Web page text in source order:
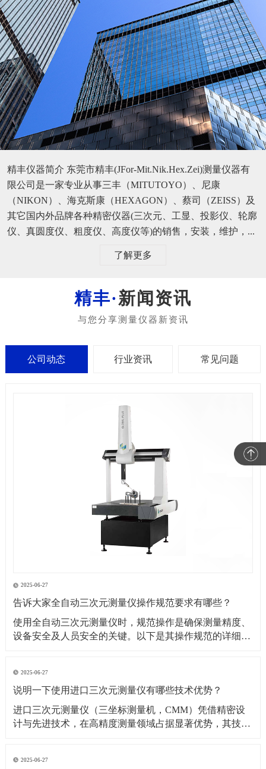
精丰仪器简介 东莞市精丰(JFor-Mit.Nik.Hex.Zei)测量仪器有
限公司是一家专业从事三丰（MITUTOYO）、尼康
（NIKON）、海克斯康（HEXAGON）、蔡司（ZEISS）及
其它国内外品牌各种精密仪器(三次元、工显、投影仪、轮廓
仪、真圆度仪、粗度仪、高度仪等)的销售，安装，维护，...
了解更多
新闻资讯
公司动态 行业资讯 常见问题
2025-06-27
告诉大家全自动三次元测量仪操作规范要求有哪些？
​使用全自动三次元测量仪时，规范操作是确保测量精度、
设备安全及人员安全的关键。以下是其操作规范的详细要
度控制在 40%~60% RH，避免温度剧烈波动或潮湿导致设
备变形、传感器失灵。防尘与防
2025-06-27
说明一下使用进口三次元测量仪有哪些技术优势？
​进口三次元测量仪（三坐标测量机，CMM）凭借精密设
计与先进技术，在高精度测量领域占据显著优势，其技术
辨率与重复性：进口设备（如德国蔡司、美国 API、日本
2025-06-27